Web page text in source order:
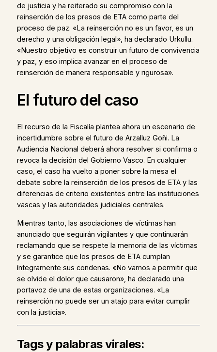
de justicia y ha reiterado su compromiso con la
reinserción de los presos de ETA como parte del
proceso de paz. «La reinserción no es un favor, es un
derecho y una obligación legal», ha declarado Urkullu.
«Nuestro objetivo es construir un futuro de convivencia
y paz, y eso implica avanzar en el proceso de
reinserción de manera responsable y rigurosa».
El futuro del caso
El recurso de la Fiscalía plantea ahora un escenario de
incertidumbre sobre el futuro de Arzalluz Goñi. La
Audiencia Nacional deberá ahora resolver si confirma o
revoca la decisión del Gobierno Vasco. En cualquier
caso, el caso ha vuelto a poner sobre la mesa el
debate sobre la reinserción de los presos de ETA y las
diferencias de criterio existentes entre las instituciones
vascas y las autoridades judiciales centrales.
Mientras tanto, las asociaciones de víctimas han
anunciado que seguirán vigilantes y que continuarán
reclamando que se respete la memoria de las víctimas
y se garantice que los presos de ETA cumplan
íntegramente sus condenas. «No vamos a permitir que
se olvide el dolor que causaron», ha declarado una
portavoz de una de estas organizaciones. «La
reinserción no puede ser un atajo para evitar cumplir
con la justicia».
Tags y palabras virales: